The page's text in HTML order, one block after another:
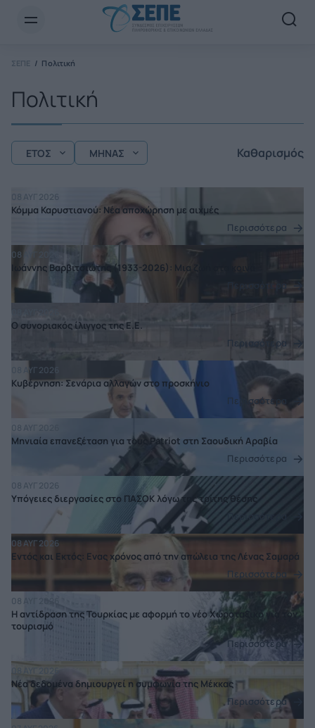
ΣΕΠΕ Πολιτική
Πολιτική
ΕΤΟΣ ΜΗΝΑΣ Καθαρισμός
08 ΑΥΓ 2026
Κόμμα Καρυστιανού: Νέα αποχώρηση με αιχμές
Περισσότερα
08 ΑΥΓ 2026
Ιωάννης Βαρβιτσιώτης (1933-2026): Μια ζωή στα κοινά
Περισσότερα
Ο συνοριακός ίλιγγος της Ε.Ε.
Περισσότερα
08 ΑΥΓ 2026
Κυβέρνηση: Σενάρια αλλαγών στο προσκήνιο
Περισσότερα
08 ΑΥΓ 2026
Μηνιαία επανεξέταση για τους Patriot στη Σαουδική Αραβία
Περισσότερα
08 ΑΥΓ 2026
Υπόγειες διεργασίες στο ΠΑΣΟΚ λόγω της τρίτης θέσης
Περισσότερα
08 ΑΥΓ 2026
Εντός και Εκτός: Eνας χρόνος από την απώλεια της Λένας Σαμαρά
Περισσότερα
08 ΑΥΓ 2026
Η αντίδραση της Τουρκίας με αφορμή το νέο Χωροταξικό για τον
τουρισμό
Περισσότερα
Νέα δεδομένα δημιουργεί η συμφωνία της Μέκκας
Περισσότερα
Newsletter Email*